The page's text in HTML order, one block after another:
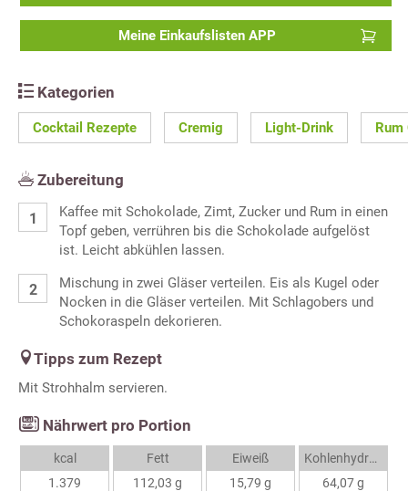
Meine Einkaufslisten APP
Kategorien
Cocktail Rezepte Cremig Light-Drink
Zubereitung
Kaffee mit Schokolade, Zimt, Zucker und Rum in einen
Topf geben, verrühren bis die Schokolade aufgelöst
ist. Leicht abkühlen lassen.
Mischung in zwei Gläser verteilen. Eis als Kugel oder
Nocken in die Gläser verteilen. Mit Schlagobers und
Schokoraspeln dekorieren.
Tipps zum Rezept
Mit Strohhalm servieren.
Nährwert pro Portion
kcal
1.379
Fett
112,03 g
Eiweiß
15,79 g
Kohlenhydrate
64,07 g